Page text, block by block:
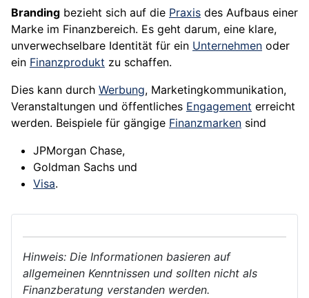
Branding bezieht sich auf die Praxis des Aufbaus einer
Marke im Finanzbereich. Es geht darum, eine klare,
unverwechselbare Identität für ein Unternehmen oder
ein Finanzprodukt zu schaffen.
Dies kann durch Werbung, Marketingkommunikation,
Veranstaltungen und öffentliches Engagement erreicht
werden. Beispiele für gängige Finanzmarken sind
JPMorgan Chase,
Goldman Sachs und
Visa.
Hinweis: Die Informationen basieren auf
allgemeinen Kenntnissen und sollten nicht als
Finanzberatung verstanden werden.